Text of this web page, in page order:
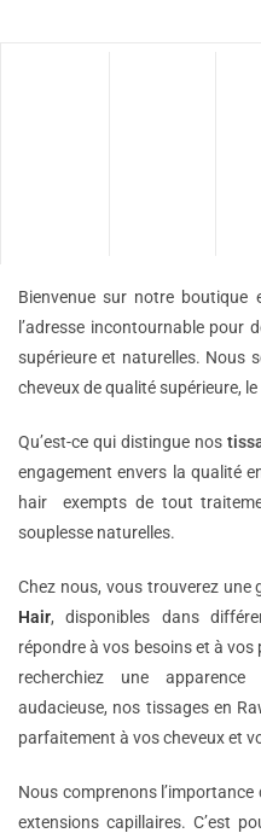
Bienvenue sur notre boutique
l’adresse incontournable pour
supérieure et naturelles. Nous
cheveux de qualité supérieure, le
Qu’est-ce qui distingue nos
engagement envers la qualité
hair exempts de tout
souplesse naturelles.
Chez nous, vous trouverez une
Hair, disponibles dans
répondre à vos besoins et à
recherchiez une
audacieuse, nos tissages en
parfaitement à vos cheveux et
Nous comprenons
extensions capillaires. C’est